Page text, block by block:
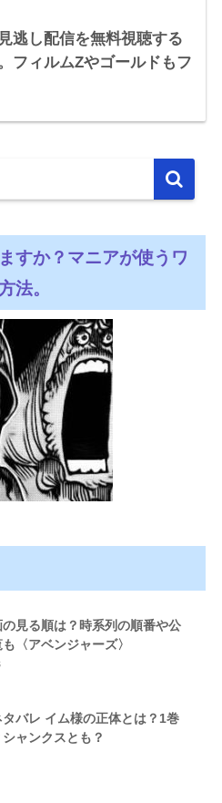
逃し配信を無料視聴する
フィルムZやゴールドもフ
すか？マニアが使うワ
法。
見る順は？時系列の順番や公
〈アベンジャーズ〉
タバレ イム様の正体とは？1巻
ャンクスとも？